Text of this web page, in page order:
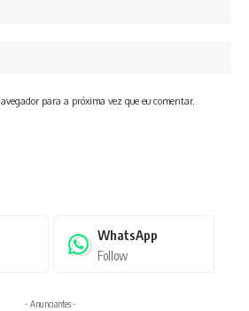
para a próxima vez que eu comentar.
WhatsApp
Follow
- Anunciantes -